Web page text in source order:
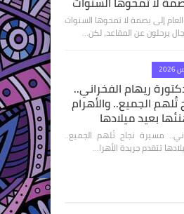
إلى بصمة لا تمحوها السنوات
يرحلون عن المقاعد، لكن…
ريهام الفخراني..
الجميع.. والأهرام
بعيد ميلادها
مسيرة نجاح تُلهم الجميع..
تتقدم جريدة الأهرا…